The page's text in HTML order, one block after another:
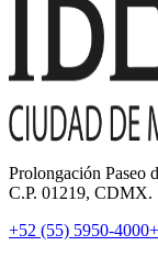
Prolongación Paseo
C.P. 01219, CDMX.
+52 (55) 5950-4000